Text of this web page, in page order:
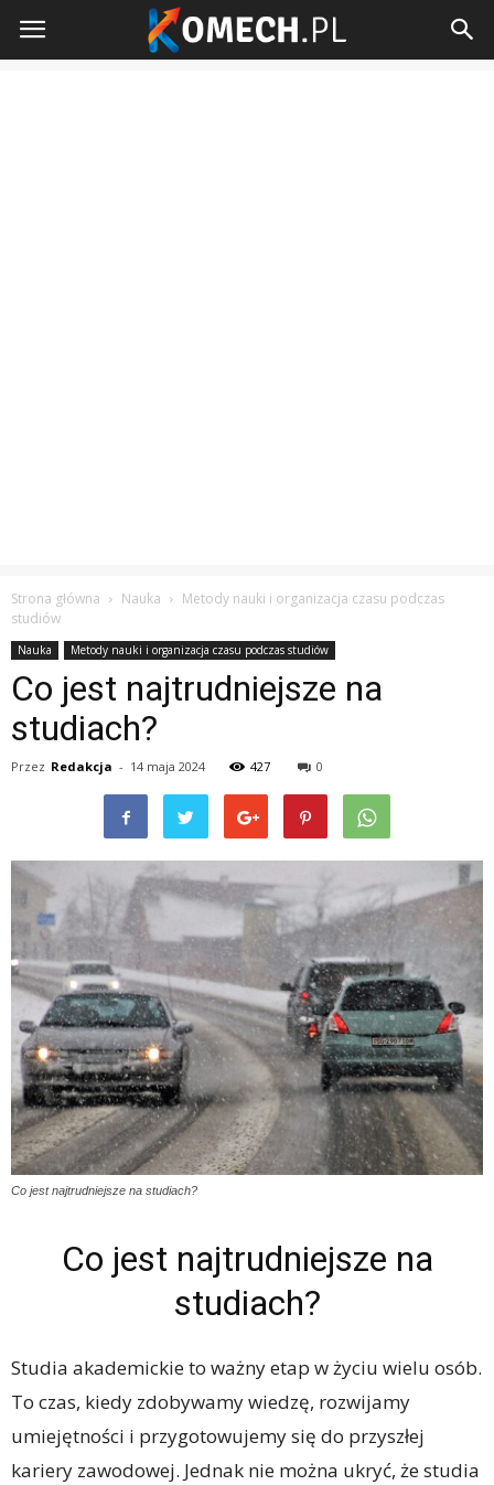
Komech.pl
Strona główna Nauka
Metody nauki i organizacja czasu podczas
studiów
Nauka Metody nauki i organizacja czasu podczas studiów
Co jest najtrudniejsze na
studiach?
Przez Redakcja - 14 maja 2024 427 0
Co jest najtrudniejsze na studiach?
Co jest najtrudniejsze na
studiach?
Studia akademickie to ważny etap w życiu wielu osób.
To czas, kiedy zdobywamy wiedzę, rozwijamy
umiejętności i przygotowujemy się do przyszłej
kariery zawodowej. Jednak nie można ukryć, że studia